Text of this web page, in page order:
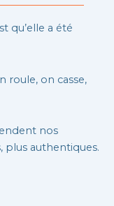
qu’elle a été
roule, on casse,
nos
plus authentiques.